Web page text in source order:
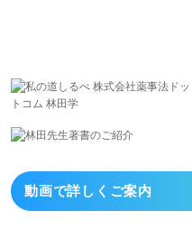
動画で詳しくご案内